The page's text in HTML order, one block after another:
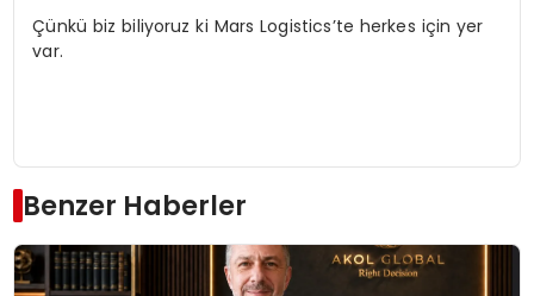
Çünkü biz biliyoruz ki Mars Logistics’te herkes için yer
var.
Benzer Haberler